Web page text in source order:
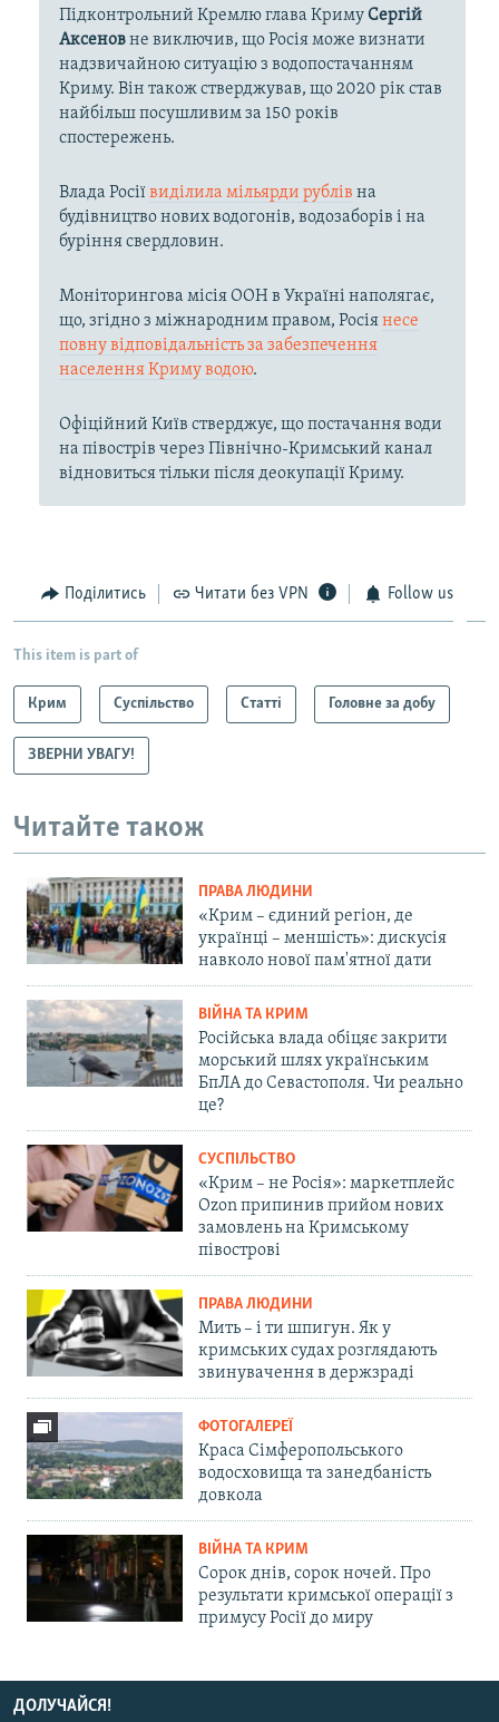
Підконтрольний Кремлю глава КримуСергій
Аксеновне виключив, що Росія може визнати
надзвичайною ситуацію з водопостачанням
Криму. Він також стверджував, що 2020 рік став
найбільш посушливим за 150 років
спостережень.
Влада Росіївиділила мільярди рублів на
будівництво нових водогонів, водозаборів і на
буріння свердловин.
Моніторингова місія ООН в Україні наполягає,
що, згідно з міжнародним правом, Росіянесе
повну відповідальність за забезпечення
населення Криму водою.
Офіційний Київ стверджує, що постачання води
на півострів через Північно-Кримський канал
відновиться тільки після деокупації Криму.
Поділитись Читати без VPN Follow us
This item is part of
Крим Суспільство Статті Головне за добу
ЗВЕРНИ УВАГУ!
Читайте також
ПРАВА ЛЮДИНИ
«Крим – єдиний регіон, де
українці – меншість»: дискусія
навколо нової пам'ятної дати
ВІЙНА ТА КРИМ
Російська влада обіцяє закрити
морський шлях українським
БпЛА до Севастополя. Чи реально
це?
СУСПІЛЬСТВО
«Крим – не Росія»: маркетплейс
Ozon припинив прийом нових
замовлень на Кримському
півострові
ПРАВА ЛЮДИНИ
Мить – і ти шпигун. Як у
кримських судах розглядають
звинувачення в держзраді
ФОТОГАЛЕРЕЇ
Краса Сімферопольського
водосховища та занедбаність
довкола
ВІЙНА ТА КРИМ
Сорок днів, сорок ночей. Про
результати кримської операції з
примусу Росії до миру
ДОЛУЧАЙСЯ!